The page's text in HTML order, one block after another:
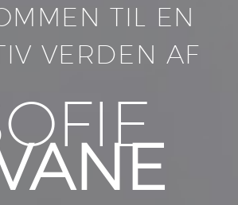
TIL EN
VERDEN AF